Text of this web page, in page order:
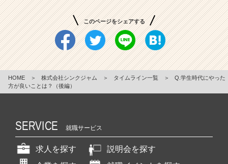
このページをシェアする
HOME ＞ 株式会社シンクジャム ＞ タイムライン一覧 ＞
Q.学生時代にやった
方が良いことは？（後編）
SERVICE 就職サービス
求人を探す
説明会を探す